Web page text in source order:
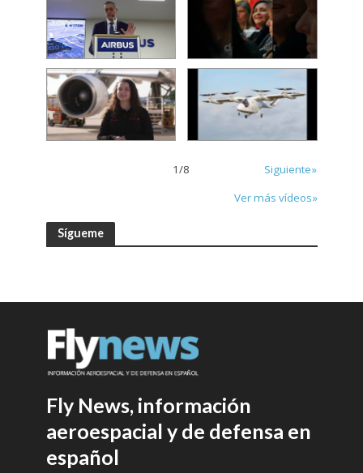
1/8
Siguiente»
Ver más vídeos»
Sígueme
Fly News, información
aeroespacial y de defensa en
español